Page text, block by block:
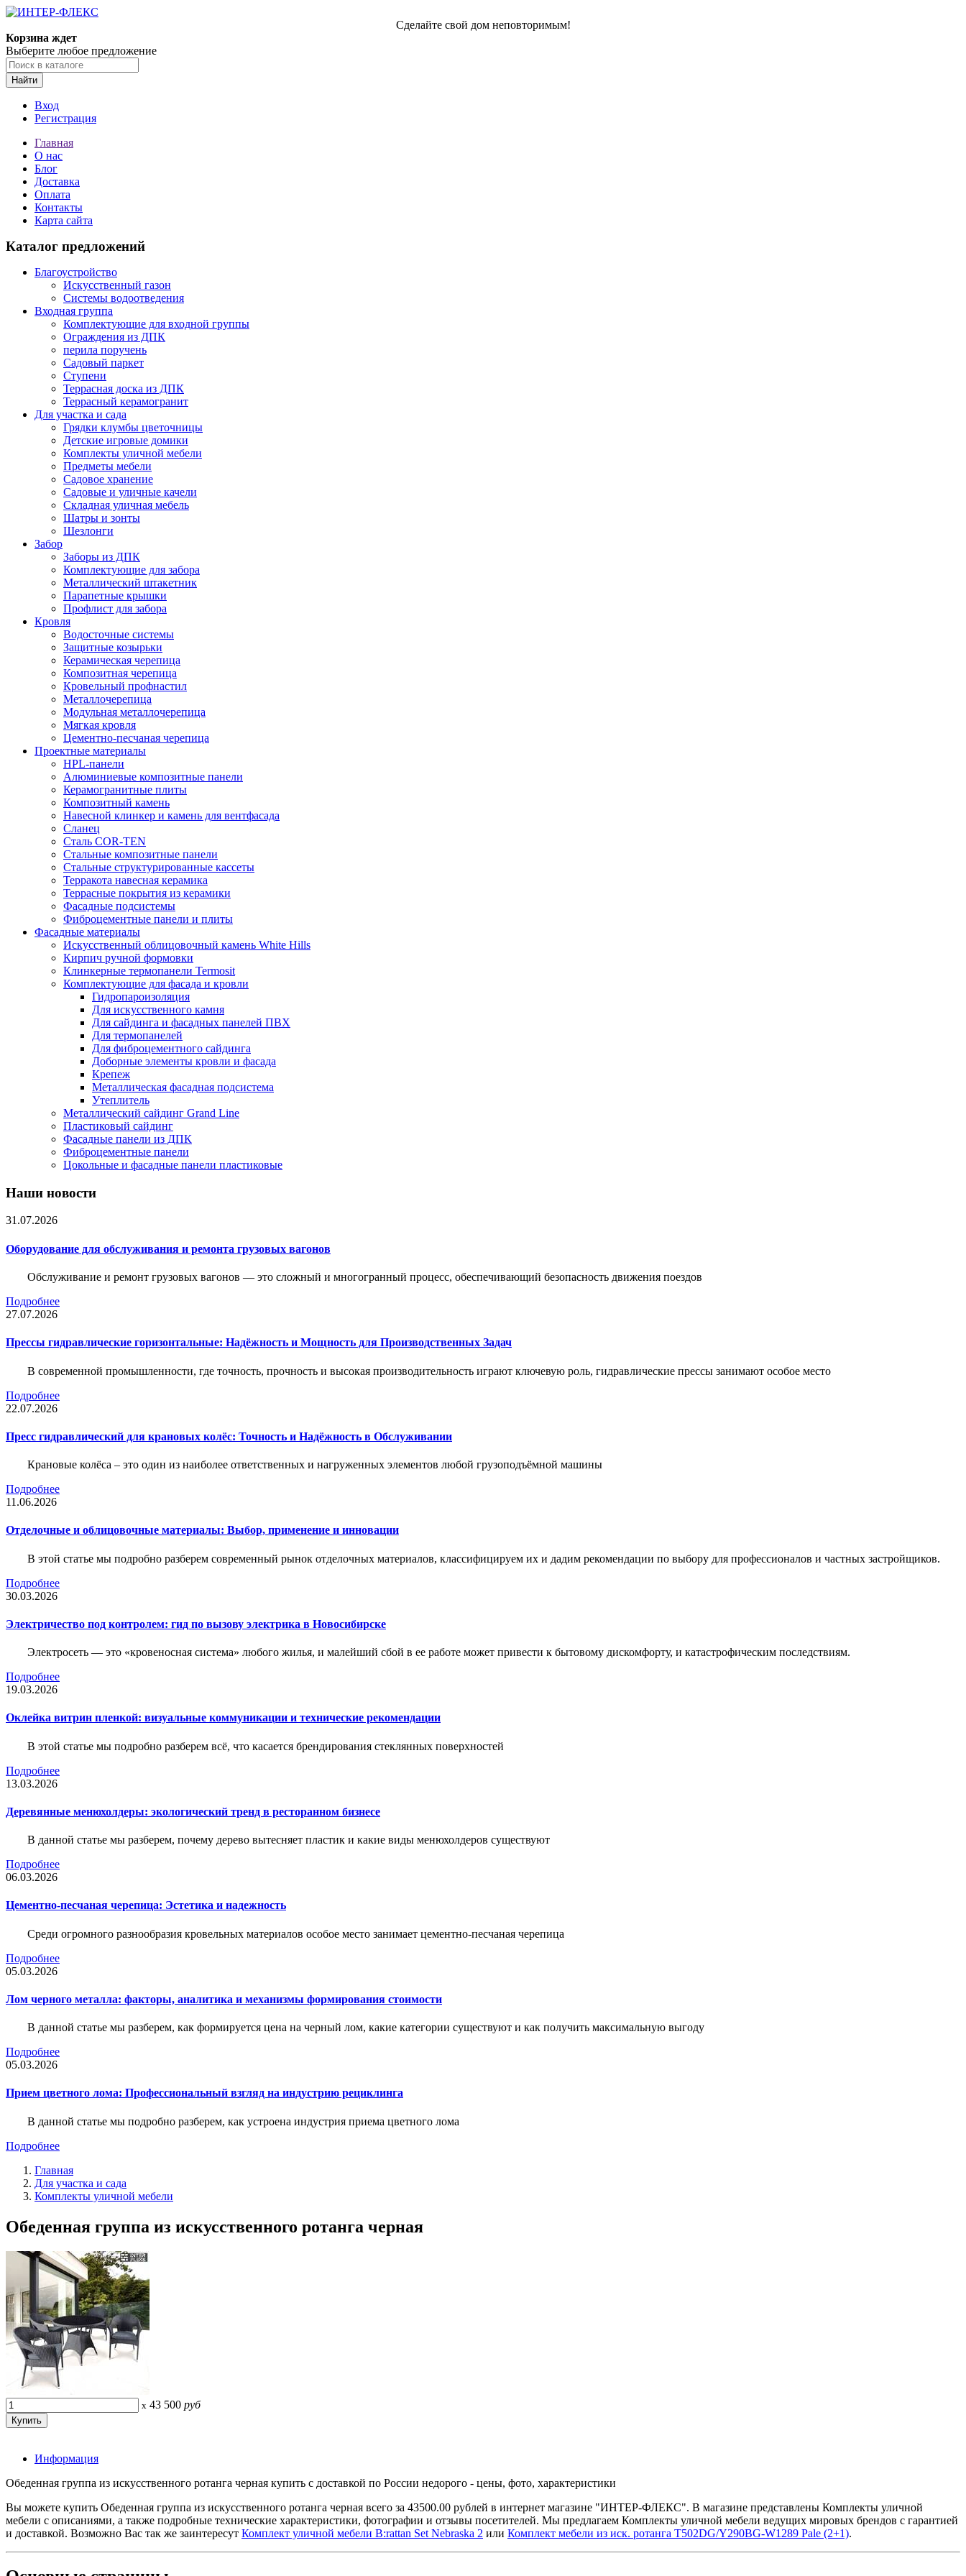
Сделайте свой дом неповторимым!
Корзина ждет
Выберите любое предложение
Найти
Вход
Регистрация
Главная
О нас
Блог
Доставка
Оплата
Контакты
Карта сайта
Каталог предложений
Благоустройство
Искусственный газон
Системы водоотведения
Входная группа
Комплектующие для входной группы
Ограждения из ДПК
перила поручень
Садовый паркет
Ступени
Террасная доска из ДПК
Террасный керамогранит
Для участка и сада
Грядки клумбы цветочницы
Детские игровые домики
Комплекты уличной мебели
Предметы мебели
Садовое хранение
Садовые и уличные качели
Складная уличная мебель
Шатры и зонты
Шезлонги
Забор
Заборы из ДПК
Комплектующие для забора
Металлический штакетник
Парапетные крышки
Профлист для забора
Кровля
Водосточные системы
Защитные козырьки
Керамическая черепица
Композитная черепица
Кровельный профнастил
Металлочерепица
Модульная металлочерепица
Мягкая кровля
Цементно-песчаная черепица
Проектные материалы
HPL-панели
Алюминиевые композитные панели
Керамогранитные плиты
Композитный камень
Навесной клинкер и камень для вентфасада
Сланец
Сталь COR-TEN
Стальные композитные панели
Стальные структурированные кассеты
Терракота навесная керамика
Террасные покрытия из керамики
Фасадные подсистемы
Фиброцементные панели и плиты
Фасадные материалы
Искусственный облицовочный камень White Hills
Кирпич ручной формовки
Клинкерные термопанели Termosit
Комплектующие для фасада и кровли
Гидропароизоляция
Для искусственного камня
Для сайдинга и фасадных панелей ПВХ
Для термопанелей
Для фиброцементного сайдинга
Доборные элементы кровли и фасада
Крепеж
Металлическая фасадная подсистема
Утеплитель
Металлический сайдинг Grand Line
Пластиковый сайдинг
Фасадные панели из ДПК
Фиброцементные панели
Цокольные и фасадные панели пластиковые
Наши новости
31.07.2026
Оборудование для обслуживания и ремонта грузовых вагонов
Обслуживание и ремонт грузовых вагонов — это сложный и многогранный процесс, обеспечивающий безопасность движения поездов
Подробнее
27.07.2026
Прессы гидравлические горизонтальные: Надёжность и Мощность для Производственных Задач
В современной промышленности, где точность, прочность и высокая производительность играют ключевую роль, гидравлические прессы занимают особое место
Подробнее
22.07.2026
Пресс гидравлический для крановых колёс: Точность и Надёжность в Обслуживании
Крановые колёса – это один из наиболее ответственных и нагруженных элементов любой грузоподъёмной машины
Подробнее
11.06.2026
Отделочные и облицовочные материалы: Выбор, применение и инновации
В этой статье мы подробно разберем современный рынок отделочных материалов, классифицируем их и дадим рекомендации по выбору для профессионалов и частных застройщиков.
Подробнее
30.03.2026
Электричество под контролем: гид по вызову электрика в Новосибирске
Электросеть — это «кровеносная система» любого жилья, и малейший сбой в ее работе может привести к бытовому дискомфорту, и катастрофическим последствиям.
Подробнее
19.03.2026
Оклейка витрин пленкой: визуальные коммуникации и технические рекомендации
В этой статье мы подробно разберем всё, что касается брендирования стеклянных поверхностей
Подробнее
13.03.2026
Деревянные менюхолдеры: экологический тренд в ресторанном бизнесе
В данной статье мы разберем, почему дерево вытесняет пластик и какие виды менюхолдеров существуют
Подробнее
06.03.2026
Цементно-песчаная черепица: Эстетика и надежность
Среди огромного разнообразия кровельных материалов особое место занимает цементно-песчаная черепица
Подробнее
05.03.2026
Лом черного металла: факторы, аналитика и механизмы формирования стоимости
В данной статье мы разберем, как формируется цена на черный лом, какие категории существуют и как получить максимальную выгоду
Подробнее
05.03.2026
Прием цветного лома: Профессиональный взгляд на индустрию рециклинга
В данной статье мы подробно разберем, как устроена индустрия приема цветного лома
Подробнее
Главная
Для участка и сада
Комплекты уличной мебели
Обеденная группа из искусственного ротанга черная
x 43 500 руб
Информация
Обеденная группа из искусственного ротанга черная купить с доставкой по России недорого - цены, фото, характеристики
Вы можете купить Обеденная группа из искусственного ротанга черная всего за 43500.00 рублей в интернет магазине "ИНТЕР-ФЛЕКС". В магазине представлены Комплекты уличной
мебели с описаниями, а также подробные технические характеристики, фотографии и отзывы посетителей. Мы предлагаем Комплекты уличной мебели ведущих мировых брендов с гарантией
и доставкой. Возможно Вас так же заинтересут Комплект уличной мебели B:rattan Set Nebraska 2 или Комплект мебели из иск. ротанга T502DG/Y290BG-W1289 Pale (2+1).